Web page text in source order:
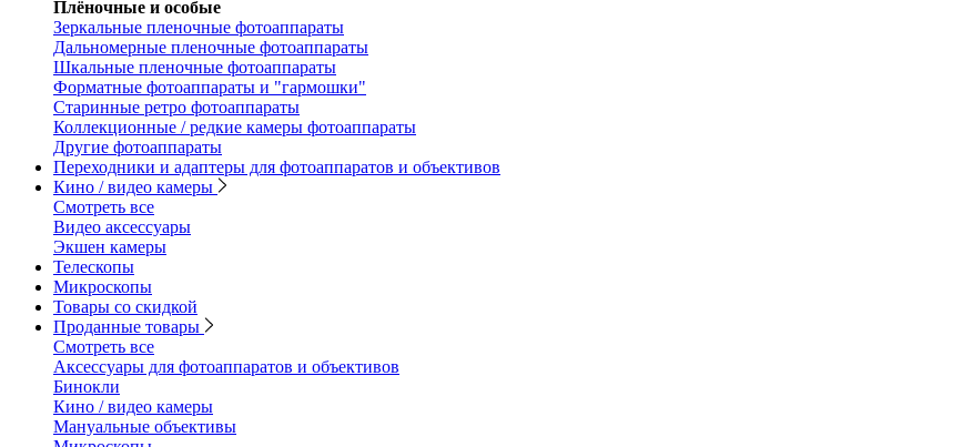
Плёночные и особые
Зеркальные пленочные фотоаппараты
Дальномерные пленочные фотоаппараты
Шкальные пленочные фотоаппараты
Форматные фотоаппараты и "гармошки"
Старинные ретро фотоаппараты
Коллекционные / редкие камеры фотоаппараты
Другие фотоаппараты
Переходники и адаптеры для фотоаппаратов и объективов
Кино / видео камеры
Смотреть все
Видео аксессуары
Экшен камеры
Телескопы
Микроскопы
Товары со скидкой
Проданные товары
Смотреть все
Аксессуары для фотоаппаратов и объективов
Бинокли
Кино / видео камеры
Мануальные объективы